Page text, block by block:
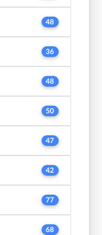
48
36
48
50
47
42
77
68